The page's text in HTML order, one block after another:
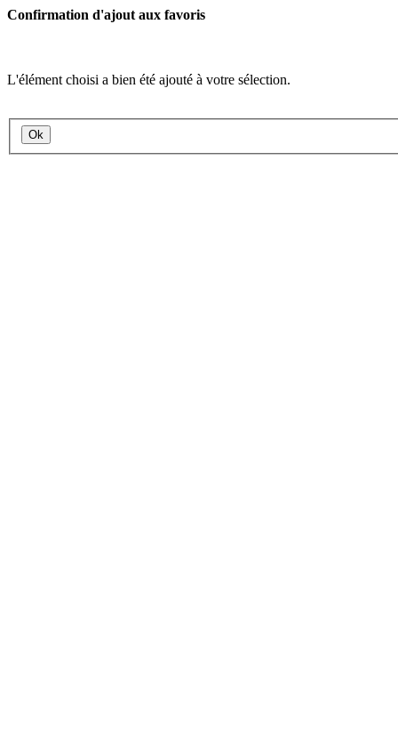
Confirmation d'ajout aux favoris
L'élément choisi a bien été ajouté à votre sélection.